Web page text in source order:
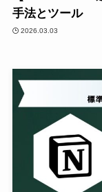
手法とツール
2026.03.03